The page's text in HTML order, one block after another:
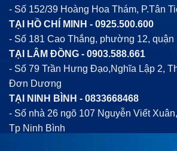
- Số 152/39 Hoàng Hoa Thám, P.Tân
TẠI HỒ CHÍ MINH - 0925.500.600
- Số 181 Cao Thắng, phường 12, quận
TẠI LÂM ĐỒNG - 0903.588.661
- Số 79 Trần Hưng Đạo,Nghĩa Lập 2,
Đơn Dương
TẠI NINH BÌNH - 0833668468
- Số nhà 26 ngõ 107 Nguyễn Viết
Tp Ninh Bình